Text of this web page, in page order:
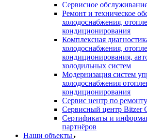
Сервисное
Ремонт и техническое
холодоснабжения,
кондиционирования
Комплексная
холодоснабжения,
кондиционирования,
холодильных систем
Модернизация систем
холодоснабжения
кондиционирования
Сервис центр по
Сервисный центр Bitzer
Сертификаты и
партнёров
Наши объекты